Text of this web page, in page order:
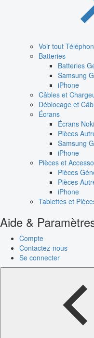
Voir tout
Batteries
Batteries
Samsung
iPhone
Câbles et
Déblocage et
Écrans
Écrans
Pièces
Samsung
iPhone
Pièces et
Pièces
Pièces
iPhone
Tablettes et
Aide &
Compte
Contactez-nous
Se connecter